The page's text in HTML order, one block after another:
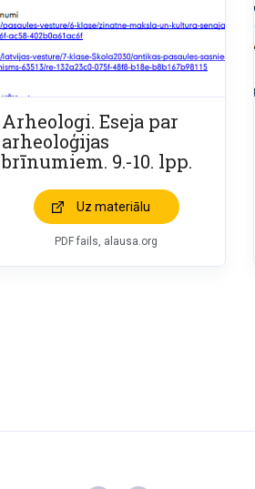
Arheologi. Eseja par
arheoloģijas
brīnumiem. 9.-10. lpp.
Uz materiālu
PDF fails, alausa.org